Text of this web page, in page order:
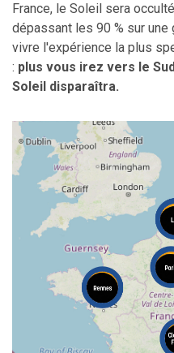
France, le Soleil sera
dépassant les 90 % sur
vivre l'expérience la plus
: plus vous irez vers le
Soleil disparaîtra.